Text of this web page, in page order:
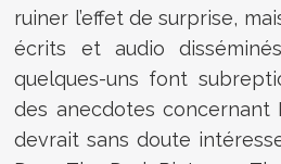
ruiner l’effet de surprise,
écrits et audio
quelques-uns font
des anecdotes concernant
devrait sans doute